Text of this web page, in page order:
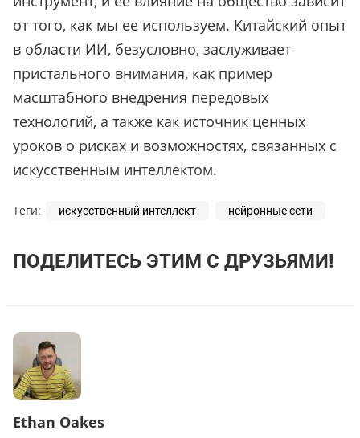
от того, как мы ее используем. Китайский опыт
в области ИИ, безусловно, заслуживает
пристального внимания, как пример
масштабного внедрения передовых
технологий, а также как источник ценных
уроков о рисках и возможностях, связанных с
искусственным интеллектом.
Теги: искусственный интеллект нейронные сети
ПОДЕЛИТЕСЬ ЭТИМ С ДРУЗЬЯМИ!
Ethan Oakes